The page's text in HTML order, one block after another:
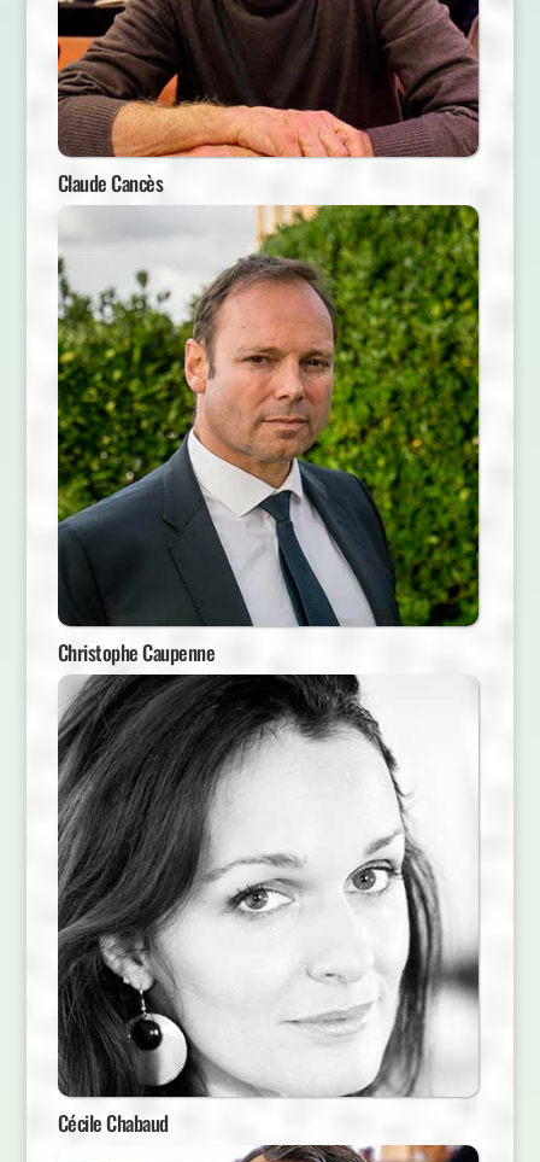
Claude Cancès
Christophe Caupenne
Cécile Chabaud